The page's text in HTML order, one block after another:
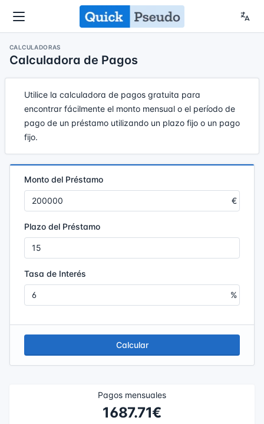
CALCULADORAS
Calculadora de Pagos
Utilice la calculadora de pagos gratuita para
encontrar fácilmente el monto mensual o el período de
pago de un préstamo utilizando un plazo fijo o un pago
fijo.
Monto del Préstamo
Plazo del Préstamo
Tasa de Interés
Calcular
Pagos mensuales
1687.71€